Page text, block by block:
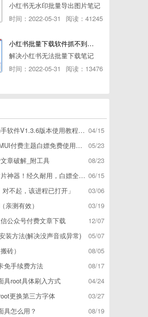
小红书无水印批量导出图片笔记
时间：2022-05-31
阅读：41245
小红书批量下载软件抓不到authorId如何解决
解决小红书无法批量下载笔记
时间：2022-05-31
阅读：13476
04/15
版本使用教程，免费领空调冰箱，附下载地址
05/23
付费主题白嫖免费使用方法。
08/23
章破解_附工具
06/15
器！经久耐用，白嫖全网资源
03/06
不起，该进程已打开」
03/19
亲测有效）
12/07
公众号付费文章下载
05/07
装方法(解决没声音或异常)
08/05
砖）
08/17
免手续费方法
04/24
具root具体刷入方式
03/27
更换第三方字体
08/19
具怎么用？